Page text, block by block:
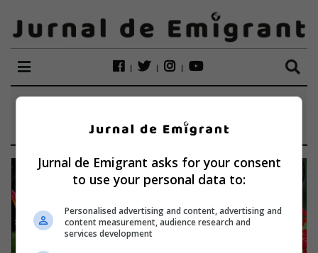
ASTRALE
Jurnal de Emigrant asks for your consent
to use your personal data to:
Personalised advertising and content, advertising and
content measurement, audience research and
services development